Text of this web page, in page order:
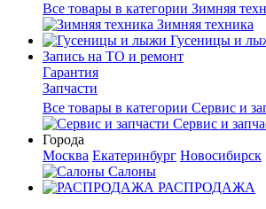
Все товары в категории Зимняя
Зимняя техника
Гусеницы и
Запись на ТО и ремонт
Гарантия
Запчасти
Все товары в категории Сервис и
Сервис и
Города
Москва Екатеринбург Новосибирск
Салоны
РАСПРОДАЖА